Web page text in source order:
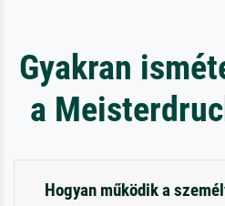
Gyakran
a
Hogyan működik a